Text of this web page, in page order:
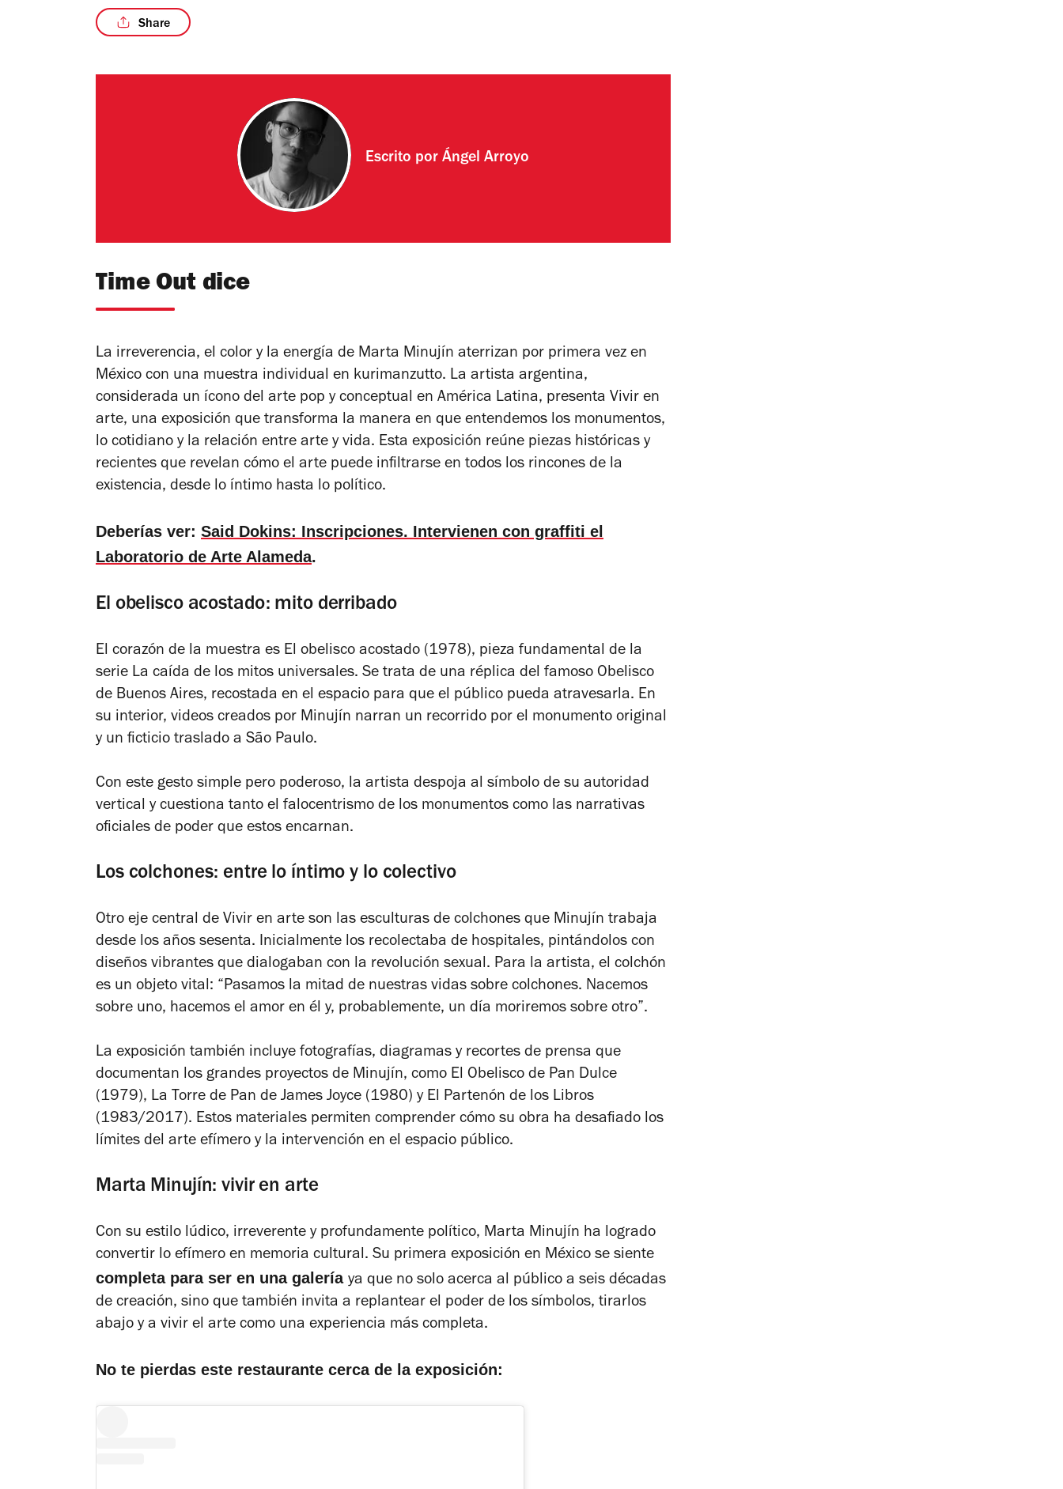
Share
Escrito por Ángel Arroyo
Time Out dice
La irreverencia, el color y la energía de Marta Minujín aterrizan por primera vez en
México con una muestra individual en kurimanzutto. La artista argentina,
considerada un ícono del arte pop y conceptual en América Latina, presenta Vivir en
arte, una exposición que transforma la manera en que entendemos los monumentos,
lo cotidiano y la relación entre arte y vida. Esta exposición reúne piezas históricas y
recientes que revelan cómo el arte puede infiltrarse en todos los rincones de la
existencia, desde lo íntimo hasta lo político.
Deberías ver: Said Dokins: Inscripciones. Intervienen con graffiti el
Laboratorio de Arte Alameda.
El obelisco acostado: mito derribado
El corazón de la muestra es El obelisco acostado (1978), pieza fundamental de la
serie La caída de los mitos universales. Se trata de una réplica del famoso Obelisco
de Buenos Aires, recostada en el espacio para que el público pueda atravesarla. En
su interior, videos creados por Minujín narran un recorrido por el monumento original
y un ficticio traslado a São Paulo.
Con este gesto simple pero poderoso, la artista despoja al símbolo de su autoridad
vertical y cuestiona tanto el falocentrismo de los monumentos como las narrativas
oficiales de poder que estos encarnan.
Los colchones: entre lo íntimo y lo colectivo
Otro eje central de Vivir en arte son las esculturas de colchones que Minujín trabaja
desde los años sesenta. Inicialmente los recolectaba de hospitales, pintándolos con
diseños vibrantes que dialogaban con la revolución sexual. Para la artista, el colchón
es un objeto vital: “Pasamos la mitad de nuestras vidas sobre colchones. Nacemos
sobre uno, hacemos el amor en él y, probablemente, un día moriremos sobre otro”.
La exposición también incluye fotografías, diagramas y recortes de prensa que
documentan los grandes proyectos de Minujín, como El Obelisco de Pan Dulce
(1979), La Torre de Pan de James Joyce (1980) y El Partenón de los Libros
(1983/2017). Estos materiales permiten comprender cómo su obra ha desafiado los
límites del arte efímero y la intervención en el espacio público.
Marta Minujín: vivir en arte
Con su estilo lúdico, irreverente y profundamente político, Marta Minujín ha logrado
convertir lo efímero en memoria cultural. Su primera exposición en México se siente
completa para ser en una galería ya que no solo acerca al público a seis décadas
de creación, sino que también invita a replantear el poder de los símbolos, tirarlos
abajo y a vivir el arte como una experiencia más completa.
No te pierdas este restaurante cerca de la exposición: